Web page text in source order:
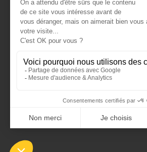
Visites
Infos Pratiques
Facebook
Twitter-X